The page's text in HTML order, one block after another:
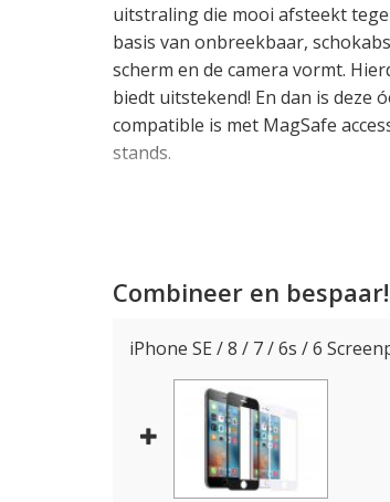
uitstraling die mooi afsteekt
basis van onbreekbaar,
scherm en de camera vormt.
biedt uitstekend! En dan is deze
compatible is met MagSafe
stands.
kan ook prima los gebruikt
van binnen 4 vakjes voor
vindt u hier een spiegeltje voor
Alles veilig aan elkaar vast
Combineer en bespaar!
iPhone SE / 8 / 7 / 6s / 6